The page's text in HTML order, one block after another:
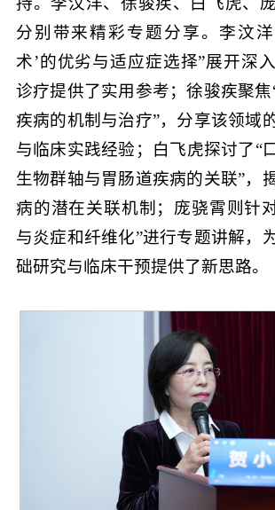
分别带来精彩专题分享。李汶
术’的优劣与适应症选择”展开深
诊疗提供了实用参考；徐骏疾聚
疾病的机制与治疗”，分享该领域
与临床实践经验；白飞虎探讨了
生物群轴与胃肠道疾病的关联”，
病的潜在关联机制；庞骁霄则针
与炎症和纤维化”进行专题讲解，
础研究与临床干预提供了新思路。